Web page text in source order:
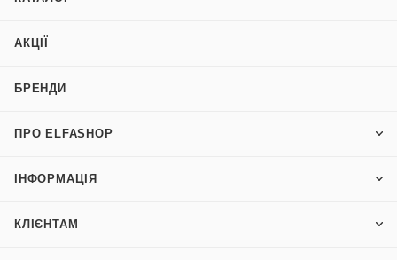
АКЦІЇ
БРЕНДИ
ПРО ELFASHOP
ІНФОРМАЦІЯ
КЛІЄНТАМ